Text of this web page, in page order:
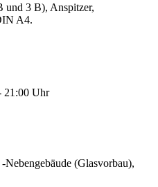
und 3 B), Anspitzer,
A4.
21:00 Uhr
(Glasvorbau),